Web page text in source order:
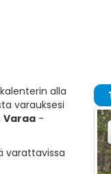
alla
varauksesi
Varaa -
varattavissa